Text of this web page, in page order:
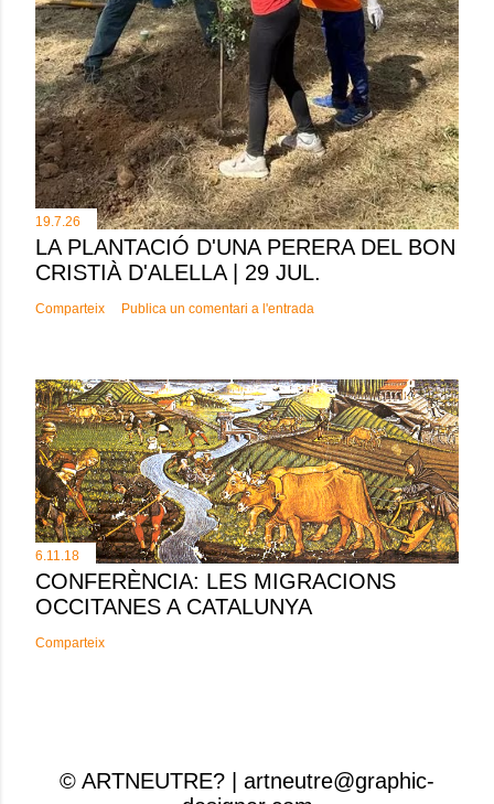
19.7.26
LA PLANTACIÓ D'UNA PERERA DEL BON
CRISTIÀ D'ALELLA | 29 JUL.
Comparteix Publica un comentari a l'entrada
6.11.18
CONFERÈNCIA: LES MIGRACIONS
OCCITANES A CATALUNYA
Comparteix
© ARTNEUTRE? | artneutre@graphic-